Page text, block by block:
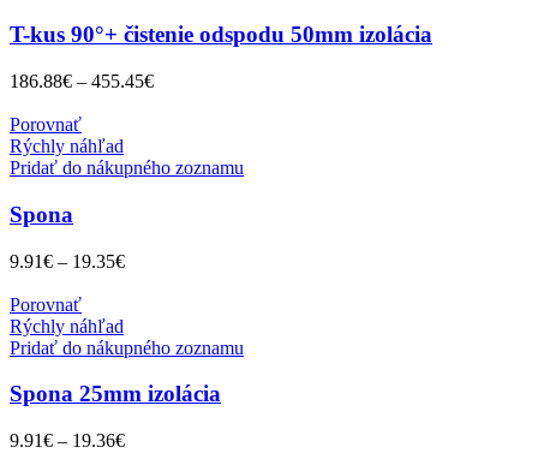
T-kus 90°+ čistenie odspodu 50mm izolácia
186.88€ – 455.45€
Porovnať
Rýchly náhľad
Pridať do nákupného zoznamu
Spona
9.91€ – 19.35€
Porovnať
Rýchly náhľad
Pridať do nákupného zoznamu
Spona 25mm izolácia
9.91€ – 19.36€